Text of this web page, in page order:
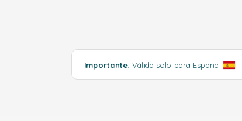
Importante: Válida solo para España